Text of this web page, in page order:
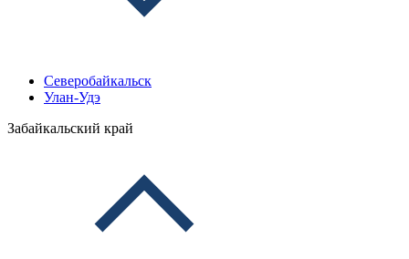
Северобайкальск
Улан-Удэ
Забайкальский край